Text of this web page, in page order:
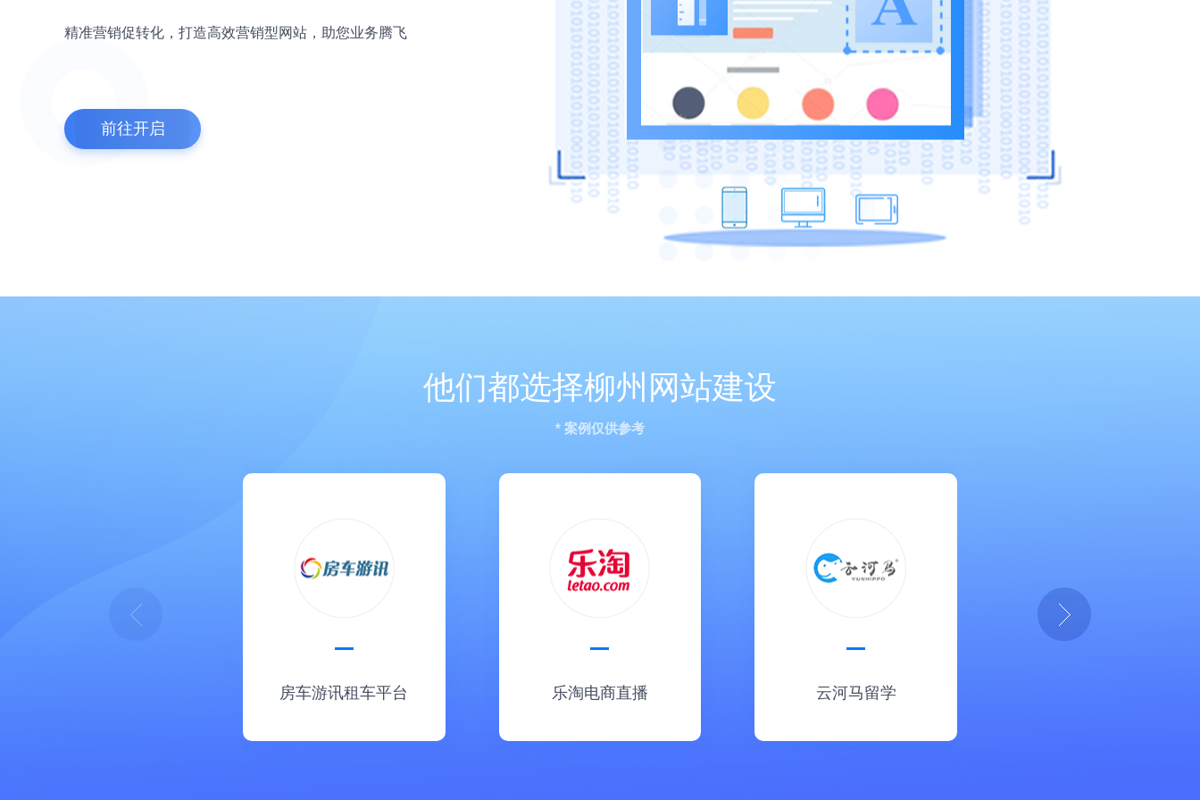
精准营销促转化，打造高效营销型网站，助您业务腾飞
前往开启
他们都选择柳州网站建设
* 案例仅供参考
房车游讯租车平台 乐淘电商直播 云河马留学